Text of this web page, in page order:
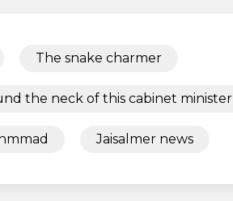
The snake charmer
the neck of this cabinet minister
Jaisalmer news